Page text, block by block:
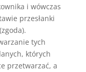
i wówczas
przesłanki
tych
których
przetwarzać, a